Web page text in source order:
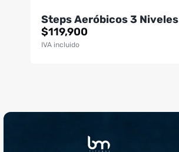
Steps Aeróbicos 3 Niveles
$119,900
IVA incluido